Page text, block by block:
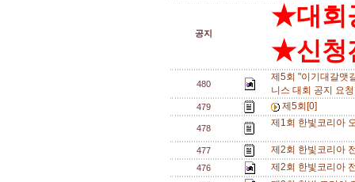
공지
★대회
★신청
480
제5회 "이기대갈맷
니스 대회 공지 요
479 제5회[0]
478 제1회 한빛코리아
477 제2회 한빛코리아
476 제2회 한빛코리아